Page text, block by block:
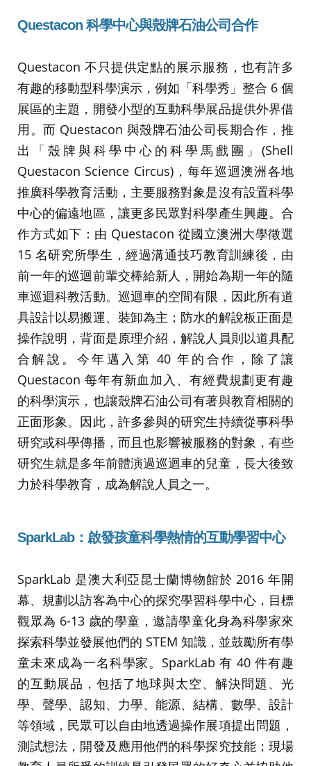
Questacon 科學中心與殼牌石油公司合作
Questacon 不只提供定點的展示服務，也有許多
有趣的移動型科學演示，例如「科學秀」整合 6 個
展區的主題，開發小型的互動科學展品提供外界借
用。而 Questacon 與殼牌石油公司長期合作，推
出「殼牌與科學中心的科學馬戲團」(Shell
Questacon Science Circus)，每年巡迴澳洲各地
推廣科學教育活動，主要服務對象是沒有設置科學
中心的偏遠地區，讓更多民眾對科學產生興趣。合
作方式如下：由 Questacon 從國立澳洲大學徵選
15 名研究所學生，經過溝通技巧教育訓練後，由
前一年的巡迴前輩交棒給新人，開始為期一年的隨
車巡迴科教活動。巡迴車的空間有限，因此所有道
具設計以易搬運、裝卸為主；防水的解說板正面是
操作說明，背面是原理介紹，解說人員則以道具配
合解說。今年邁入第 40 年的合作，除了讓
Questacon 每年有新血加入、有經費規劃更有趣
的科學演示，也讓殼牌石油公司有著與教育相關的
正面形象。因此，許多參與的研究生持續從事科學
研究或科學傳播，而且也影響被服務的對象，有些
研究生就是多年前體演過巡迴車的兒童，長大後致
力於科學教育，成為解說人員之一。
SparkLab：啟發孩童科學熱情的互動學習中心
SparkLab 是澳大利亞昆士蘭博物館於 2016 年開
幕、規劃以訪客為中心的探究學習科學中心，目標
觀眾為 6-13 歲的學童，邀請學童化身為科學家來
探索科學並發展他們的 STEM 知識，並鼓勵所有學
童未來成為一名科學家。SparkLab 有 40 件有趣
的互動展品，包括了地球與太空、解決問題、光
學、聲學、認知、力學、能源、結構、數學、設計
等領域，民眾可以自由地透過操作展項提出問題，
測試想法，開發及應用他們的科學探究技能；現場